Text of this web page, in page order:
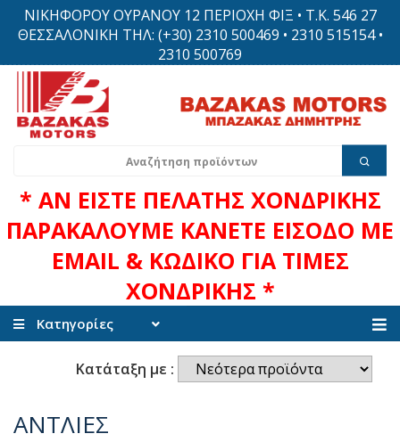
ΝΙΚΗΦΟΡΟΥ ΟΥΡΑΝΟΥ 12 ΠΕΡΙΟΧΗ ΦΙΞ • Τ.Κ. 546 27
ΘΕΣΣΑΛΟΝΙΚΗ ΤΗΛ: (+30) 2310 500469 • 2310 515154 •
2310 500769
* ΑΝ ΕΙΣΤΕ ΠΕΛΑΤΗΣ ΧΟΝΔΡΙΚΗΣ
ΠΑΡΑΚΑΛΟΥΜΕ ΚΑΝΕΤΕ ΕΙΣΟΔΟ ΜΕ
EMAIL & ΚΩΔΙΚΟ ΓΙΑ ΤΙΜΕΣ
ΧΟΝΔΡΙΚΗΣ *
Κατηγορίες
Κατάταξη με :
ΑΝΤΛΙΕΣ